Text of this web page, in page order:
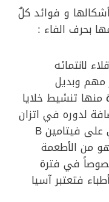
و فوائد كلٌ
بحرف الفاء :
لانتمائه
مهم وبديل
منها تنشيط خلايا
لدوره في اتزان
السكر والكولسترول، ويحتوي على فيتامين B
من الأطعمة
في فترة
فتعتبر آسيا